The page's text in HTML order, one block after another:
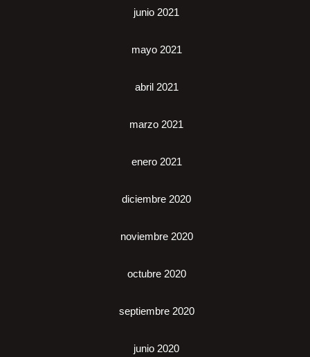
junio 2021
mayo 2021
abril 2021
marzo 2021
enero 2021
diciembre 2020
noviembre 2020
octubre 2020
septiembre 2020
junio 2020